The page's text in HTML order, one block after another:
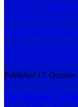
Read More Jammer,
Herzogtum Sachsen
Numismatische Studien
Hamburger Schule
Münzwesen Vera Hatz
Published 17. October
Berghaus,